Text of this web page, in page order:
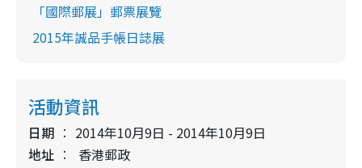
「國際郵展」郵票展覽
2015年誠品手帳日誌展
活動資訊
日期
2014年10月9日 - 2014年10月9日
地址
香港郵政